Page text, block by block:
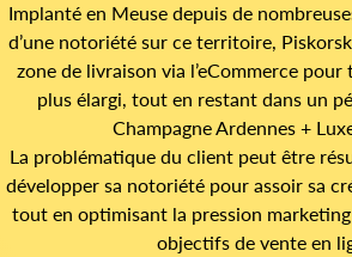
Implanté en Meuse depuis de
d’une notoriété sur ce territoire,
zone de livraison via l’eCommerce
plus élargi, tout en restant dans un
Champagne Ardennes +
La problématique du client peut être
développer sa notoriété pour assoir sa
tout en optimisant la pression
objectifs de vente en